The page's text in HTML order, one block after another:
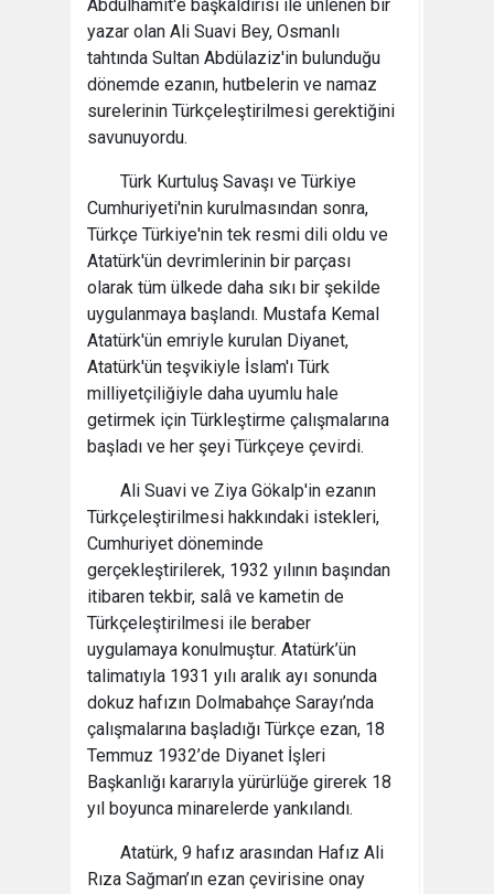
Abdülhamit'e başkaldırısı ile ünlenen bir
yazar olan Ali Suavi Bey, Osmanlı
tahtında Sultan Abdülaziz'in bulunduğu
dönemde ezanın, hutbelerin ve namaz
surelerinin Türkçeleştirilmesi gerektiğini
savunuyordu.
Türk Kurtuluş Savaşı ve Türkiye
Cumhuriyeti'nin kurulmasından sonra,
Türkçe Türkiye'nin tek resmi dili oldu ve
Atatürk'ün devrimlerinin bir parçası
olarak tüm ülkede daha sıkı bir şekilde
uygulanmaya başlandı. Mustafa Kemal
Atatürk'ün emriyle kurulan Diyanet,
Atatürk'ün teşvikiyle İslam'ı Türk
milliyetçiliğiyle daha uyumlu hale
getirmek için Türkleştirme çalışmalarına
başladı ve her şeyi Türkçeye çevirdi.
Ali Suavi ve Ziya Gökalp'in ezanın
Türkçeleştirilmesi hakkındaki istekleri,
Cumhuriyet döneminde
gerçekleştirilerek, 1932 yılının başından
itibaren tekbir, salâ ve kametin de
Türkçeleştirilmesi ile beraber
uygulamaya konulmuştur. Atatürk’ün
talimatıyla 1931 yılı aralık ayı sonunda
dokuz hafızın Dolmabahçe Sarayı’nda
çalışmalarına başladığı Türkçe ezan, 18
Temmuz 1932’de Diyanet İşleri
Başkanlığı kararıyla yürürlüğe girerek 18
yıl boyunca minarelerde yankılandı.
Atatürk, 9 hafız arasından Hafız Ali
Rıza Sağman’ın ezan çevirisine onay